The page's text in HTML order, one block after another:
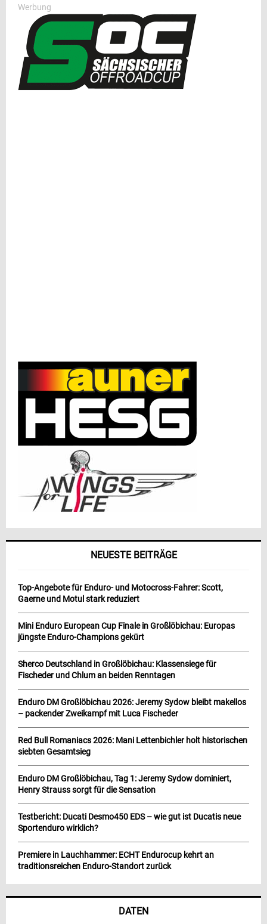
Werbung
NEUESTE BEITRÄGE
Top-Angebote für Enduro- und Motocross-Fahrer: Scott,
Gaerne und Motul stark reduziert
Mini Enduro European Cup Finale in Großlöbichau: Europas
jüngste Enduro-Champions gekürt
Sherco Deutschland in Großlöbichau: Klassensiege für
Fischeder und Chlum an beiden Renntagen
Enduro DM Großlöbichau 2026: Jeremy Sydow bleibt makellos
– packender Zweikampf mit Luca Fischeder
Red Bull Romaniacs 2026: Mani Lettenbichler holt historischen
siebten Gesamtsieg
Enduro DM Großlöbichau, Tag 1: Jeremy Sydow dominiert,
Henry Strauss sorgt für die Sensation
Testbericht: Ducati Desmo450 EDS – wie gut ist Ducatis neue
Sportenduro wirklich?
Premiere in Lauchhammer: ECHT Endurocup kehrt an
traditionsreichen Enduro-Standort zurück
DATEN